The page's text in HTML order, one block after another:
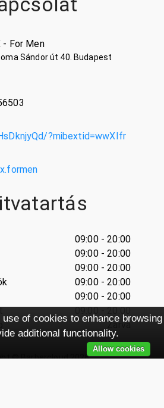
- For Men
Sándor út 40. Budapest
?mibextid=wwXIfr
09:00 - 20:00
09:00 - 20:00
09:00 - 20:00
09:00 - 20:00
09:00 - 20:00
09:00 - 20:00
Zárva
©Barbercloud2026
of cookies to enhance browsing
additional functionality.
Allow cookies